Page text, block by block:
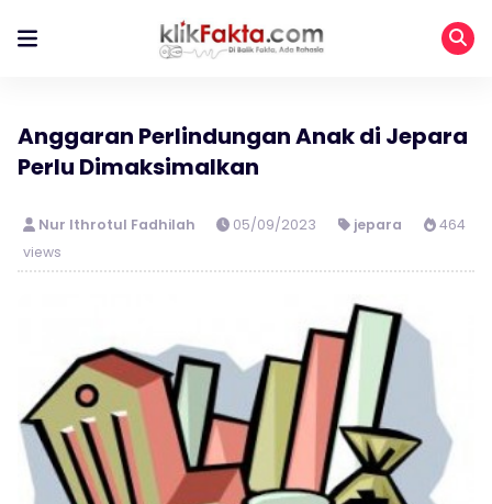
Anggaran Perlindungan Anak di Jepara
Perlu Dimaksimalkan
Nur Ithrotul Fadhilah 05/09/2023 jepara
464
views